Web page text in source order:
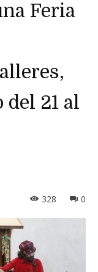
Feria
21 al
0
328